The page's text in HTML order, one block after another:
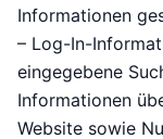
Informationen
– Log-In-
eingegebene
Informationen
Website sowie